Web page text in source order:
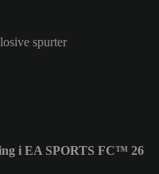
spurter
i EA SPORTS FC™ 26